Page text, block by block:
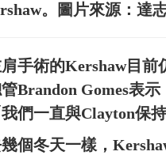
。圖片來源：達
手術的Kershaw目
Brandon Gomes表
們一直與Clayton保
個冬天一樣，